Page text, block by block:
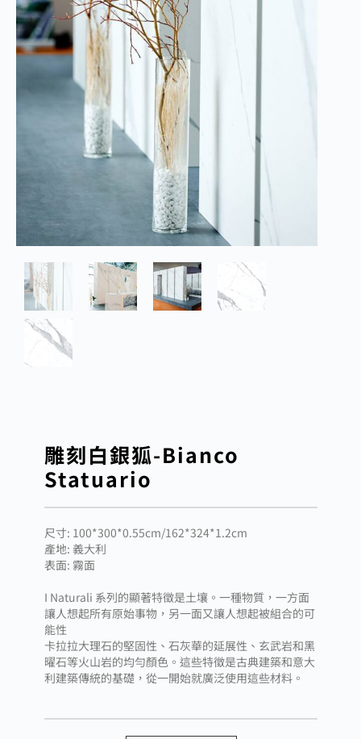
雕刻白銀狐-Bianco
Statuario
尺寸: 100*300*0.55cm/162*324*1.2cm
產地: 義大利
表面: 霧面
I Naturali 系列的顯著特徵是土壤。一種物質，一方面
讓人想起所有原始事物，另一面又讓人想起被組合的可
能性
卡拉拉大理石的堅固性、石灰華的延展性、玄武岩和黑
曜石等火山岩的均勻顏色。這些特徵是古典建築和意大
利建築傳統的基礎，從一開始就廣泛使用這些材料。